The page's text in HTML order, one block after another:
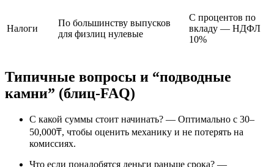
Налоги
По большинству выпусков
для физлиц нулевые
С процентов по
вкладу — НДФЛ
10%
Типичные вопросы и “подводные
камни” (блиц-FAQ)
С какой суммы стоит начинать? — Оптимально с 30–
50,000₸, чтобы оценить механику и не потерять на
комиссиях.
Что если понадобятся деньги раньше срока? —